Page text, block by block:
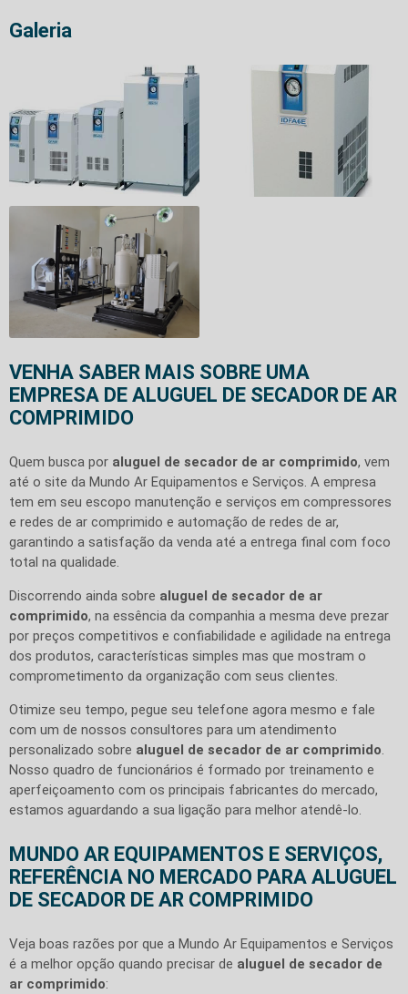
Galeria
VENHA SABER MAIS SOBRE UMA
EMPRESA DE ALUGUEL DE SECADOR DE AR
COMPRIMIDO
Quem busca por aluguel de secador de ar comprimido, vem
até o site da Mundo Ar Equipamentos e Serviços. A empresa
tem em seu escopo manutenção e serviços em compressores
e redes de ar comprimido e automação de redes de ar,
garantindo a satisfação da venda até a entrega final com foco
total na qualidade.
Discorrendo ainda sobre aluguel de secador de ar
comprimido, na essência da companhia a mesma deve prezar
por preços competitivos e confiabilidade e agilidade na entrega
dos produtos, características simples mas que mostram o
comprometimento da organização com seus clientes.
Otimize seu tempo, pegue seu telefone agora mesmo e fale
com um de nossos consultores para um atendimento
personalizado sobre aluguel de secador de ar comprimido.
Nosso quadro de funcionários é formado por treinamento e
aperfeiçoamento com os principais fabricantes do mercado,
estamos aguardando a sua ligação para melhor atendê-lo.
MUNDO AR EQUIPAMENTOS E SERVIÇOS,
REFERÊNCIA NO MERCADO PARA ALUGUEL
DE SECADOR DE AR COMPRIMIDO
Veja boas razões por que a Mundo Ar Equipamentos e Serviços
é a melhor opção quando precisar de aluguel de secador de
ar comprimido: